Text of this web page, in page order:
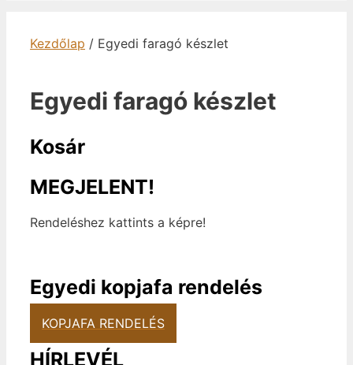
Kezdőlap / Egyedi faragó készlet
Egyedi faragó készlet
Kosár
MEGJELENT!
Rendeléshez kattints a képre!
Egyedi kopjafa rendelés
KOPJAFA RENDELÉS
HÍRLEVÉL